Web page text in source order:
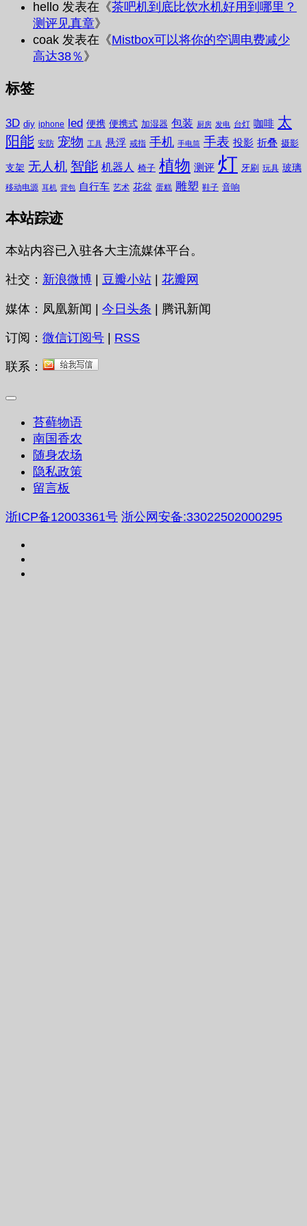
hello 发表在《茶吧机到底比饮水机好用到哪里？
测评见真章》
coak 发表在《Mistbox可以将你的空调电费减少
高达38％》
标签
3D diy iphone led 便携 便携式 加湿器 包装 厨房 发电 台灯 咖啡 太
阳能 安防 宠物 工具 悬浮 戒指 手机 手电筒 手表 投影 折叠 摄影
支架 无人机 智能 机器人 椅子 植物 测评 灯 牙刷 玩具 玻璃
移动电源 耳机 背包 自行车 艺术 花盆 蛋糕 雕塑 鞋子 音响
本站踪迹
本站内容已入驻各大主流媒体平台。
社交： 新浪微博 豆瓣小站 花瓣网
媒体：凤凰新闻 | 今日头条 | 腾讯新闻
订阅： 微信订阅号 | RSS
联系：
苔藓物语
南国香农
随身农场
隐私政策
留言板
浙ICP备12003361号 浙公网安备:33022502000295